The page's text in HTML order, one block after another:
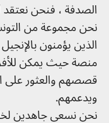
الصدفة ، فنحن
نحن مجموعة من
الذين يؤمنون
منصة حيث يمكن
قصصهم والعثور على
ويدعمهم.
نحن نسعى جاهدين